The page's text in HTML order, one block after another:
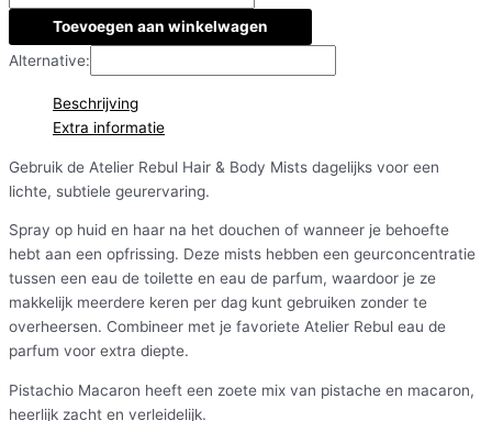
Toevoegen aan winkelwagen
Alternative:
Beschrijving
Extra informatie
Gebruik de Atelier Rebul Hair & Body Mists dagelijks voor een
lichte, subtiele geurervaring.
Spray op huid en haar na het douchen of wanneer je behoefte
hebt aan een opfrissing. Deze mists hebben een geurconcentratie
tussen een eau de toilette en eau de parfum, waardoor je ze
makkelijk meerdere keren per dag kunt gebruiken zonder te
overheersen. Combineer met je favoriete Atelier Rebul eau de
parfum voor extra diepte.
Pistachio Macaron heeft een zoete mix van pistache en macaron,
heerlijk zacht en verleidelijk.